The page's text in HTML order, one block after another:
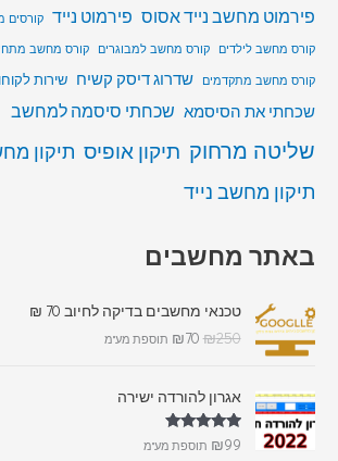
פירמוט מחשב נייד אסוס פירמוט נייד קורסים
קורס מחשב לילדים
קורס מחשב למבוגרים
קורס מחשב
קורס מחשב מתקדמים
שדרוג דיסק קשיח שירות
שכחתי את הסיסמא שכחתי סיסמה למחשב
שליטה מרחוק תיקון אופיס תיקון
תיקון מחשב נייד
באתר מחשבים
טכנאי מחשבים בדיקה לחיוב 70 ₪
₪250
₪70 תוספת מע"מ
אגרון להורדה ישירה
דורג 5.00 ₪99 תוספת מע"מ